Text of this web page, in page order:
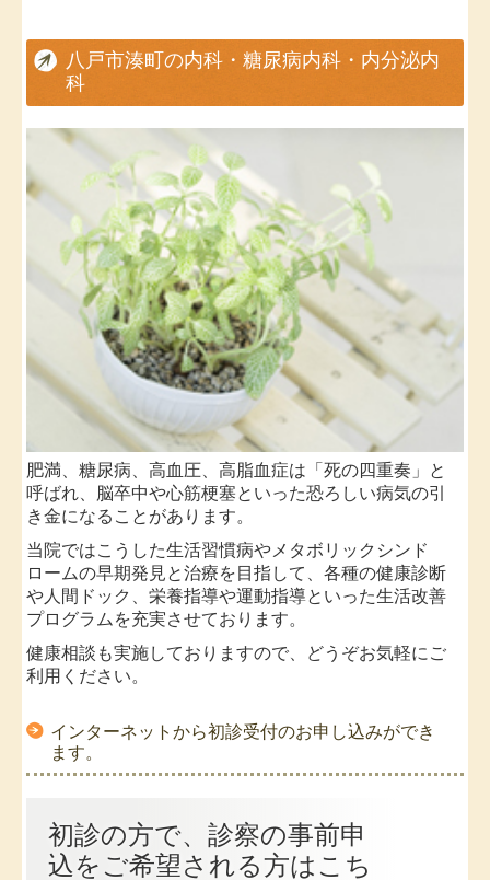
■2015.10.09...平成27年インフルエンザ予防接種につい
ます。
今シーズンよりインフルエンザワクチンが3価から4価
に変更になりました。
当院ではチメロサール（水銀）フリーの製剤も採用し
ております。
詳しくはお電話にてお問い合わせください。
2015.06.10...ホームページを公開しました。
皆様にご活用いただけましたら幸いです。
八戸市湊町の内科・糖尿病内科・内分泌内
科
肥満、糖尿病、高血圧、高脂血症は「死の四重奏」と
呼ばれ、脳卒中や心筋梗塞といった恐ろしい病気の引
き金になることがあります。
当院ではこうした生活習慣病やメタボリックシンド
ロームの早期発見と治療を目指して、各種の健康診断
や人間ドック、栄養指導や運動指導といった生活改善
プログラムを充実させております。
健康相談も実施しておりますので、どうぞお気軽にご
利用ください。
インターネットから初診受付のお申し込みができ
ます。
初診の方で、診察の事前申
込をご希望される方はこち